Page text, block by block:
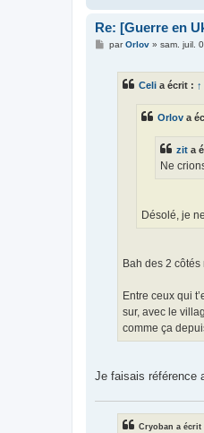
Re: [Guerre en
MparOrlov» sam. juil.
Celi a écrit : ↑
Orlov a
zit a
Ne
Désolé, je
Bah des 2 côtés
Entre ceux qui
sur, avec le
comme ça
Je faisais référence
Cryoban a écrit